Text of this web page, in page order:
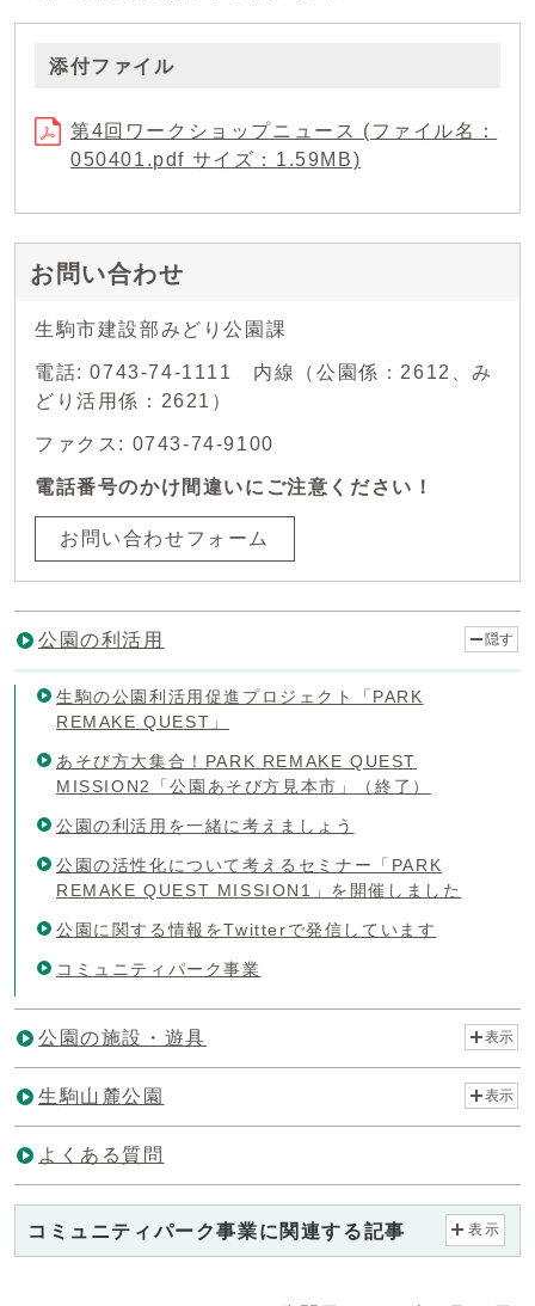
添付ファイル
第4回ワークショップニュース (ファイル名：
050401.pdf サイズ：1.59MB)
お問い合わせ
生駒市建設部みどり公園課
電話: 0743-74-1111 内線（公園係：2612、み
どり活用係：2621）
ファクス: 0743-74-9100
電話番号のかけ間違いにご注意ください！
お問い合わせフォーム
公園の利活用 隠す
生駒の公園利活用促進プロジェクト「PARK
REMAKE QUEST」
あそび方大集合！PARK REMAKE QUEST
MISSION2「公園あそび方見本市」（終了）
公園の利活用を一緒に考えましょう
公園の活性化について考えるセミナー「PARK
REMAKE QUEST MISSION1」を開催しました
公園に関する情報をTwitterで発信しています
コミュニティパーク事業
公園の施設・遊具 表示
生駒山麓公園 表示
よくある質問
コミュニティパーク事業に関連する記事 表示